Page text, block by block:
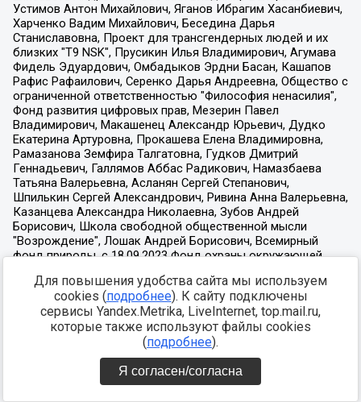
Для повышения удобства сайта мы используем
cookies (подробнее). К сайту подключены
сервисы Yandex.Metrika, LiveInternet, top.mail.ru,
которые также используют файлы cookies
(подробнее).
Я согласен/согласна